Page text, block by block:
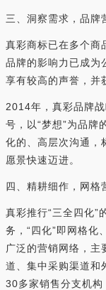
三、洞察需求，品牌
真彩商标已在多个商
品牌的影响力已成为
享有较高的声誉，并
2014年，真彩品牌
号，以“梦想”为品牌
化的、高层次沟通，
愿景快速迈进。
四、精耕细作，网格
真彩推行“三全四化”
务，“四化”即网格化
广泛的营销网络，主
道、集中采购渠道和
30多家销售分支机